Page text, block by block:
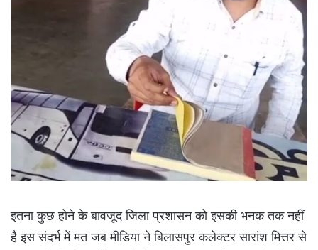
इतना कुछ होने के बावजूद जिला प्रशासन को इसकी भनक तक नहीं
है इस संदर्भ में मत जब मीडिया ने बिलासपुर कलेक्टर सारांश मित्तर से